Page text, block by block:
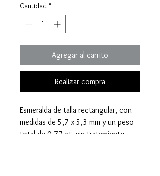
Cantidad *
Agregar al carrito
Realizar compra
Esmeralda de talla rectangular, con
medidas de 5,7 x 5,3 mm y un peso
total de 0,77 ct, sin tratamiento.